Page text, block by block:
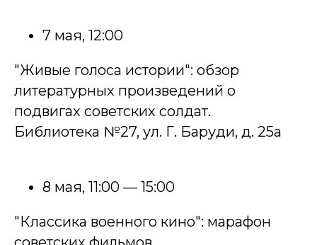
7 мая, 12:00
"Живые голоса истории": обзор
литературных произведений о
подвигах советских солдат.
Библиотека №27, ул. Г. Баруди, д. 25а
8 мая, 11:00 — 15:00
"Классика военного кино": марафон